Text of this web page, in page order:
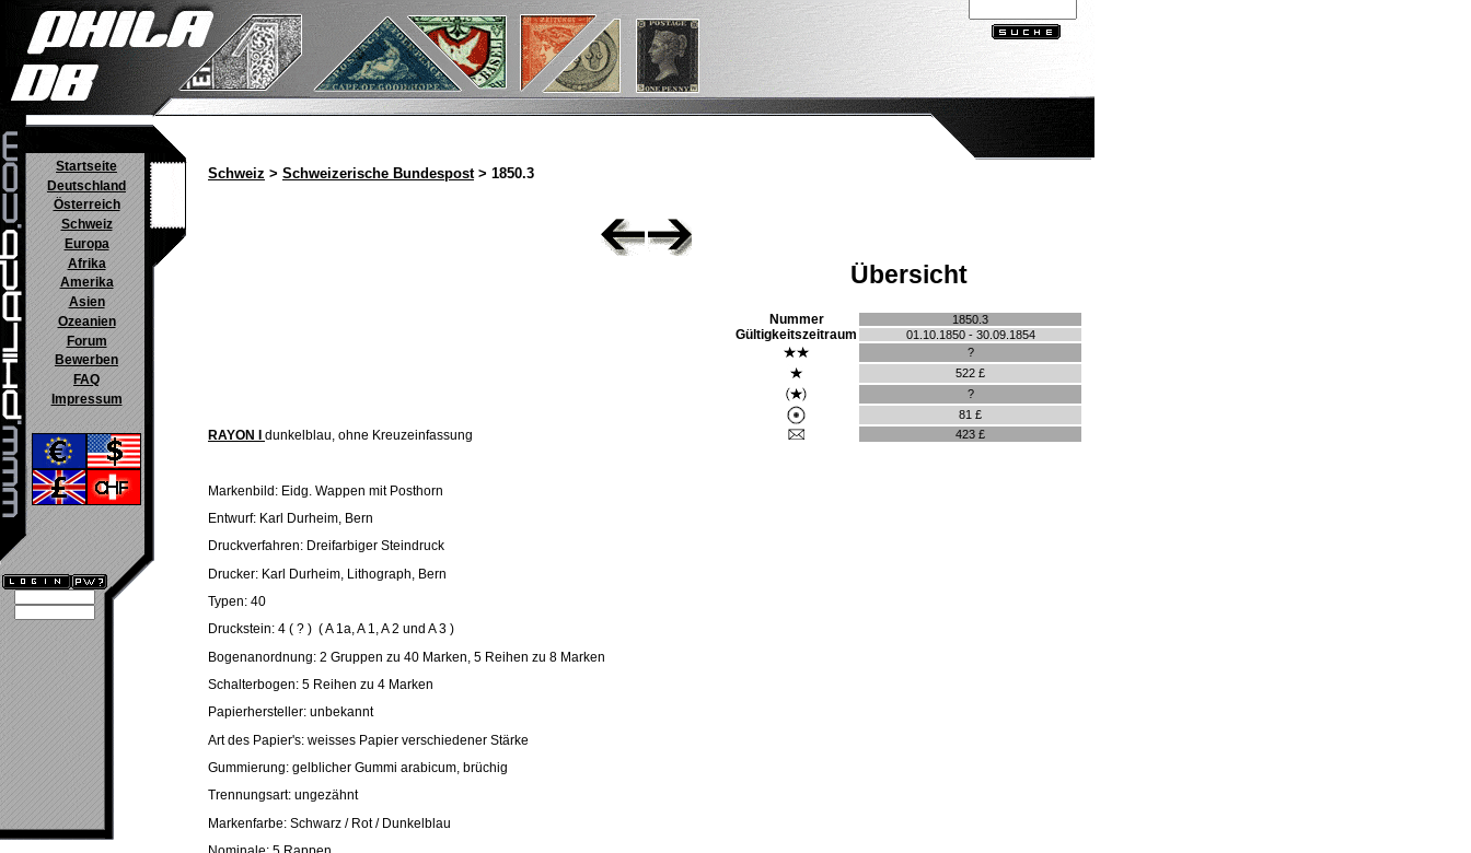
Startseite
Deutschland
Österreich
Schweiz
Europa
Afrika
Amerika
Asien
Ozeanien
Forum
Bewerben
FAQ
Impressum
Schweiz > Schweizerische Bundespost> 1850.3
Übersicht
Nummer
1850.3
Gültigkeitszeitraum
01.10.1850 - 30.09.1854
?
522 £
?
81 £
423 £
RAYON I dunkelblau, ohne Kreuzeinfassung
Markenbild: Eidg. Wappen mit Posthorn
Entwurf: Karl Durheim, Bern
Druckverfahren: Dreifarbiger Steindruck
Drucker: Karl Durheim, Lithograph, Bern
Typen: 40
Druckstein: 4 ( ? ) ( A 1a, A 1, A 2 und A 3 )
Bogenanordnung: 2 Gruppen zu 40 Marken, 5 Reihen zu 8 Marken
Schalterbogen: 5 Reihen zu 4 Marken
Papierhersteller: unbekannt
Art des Papier's: weisses Papier verschiedener Stärke
Gummierung: gelblicher Gummi arabicum, brüchig
Trennungsart: ungezähnt
Markenfarbe: Schwarz / Rot / Dunkelblau